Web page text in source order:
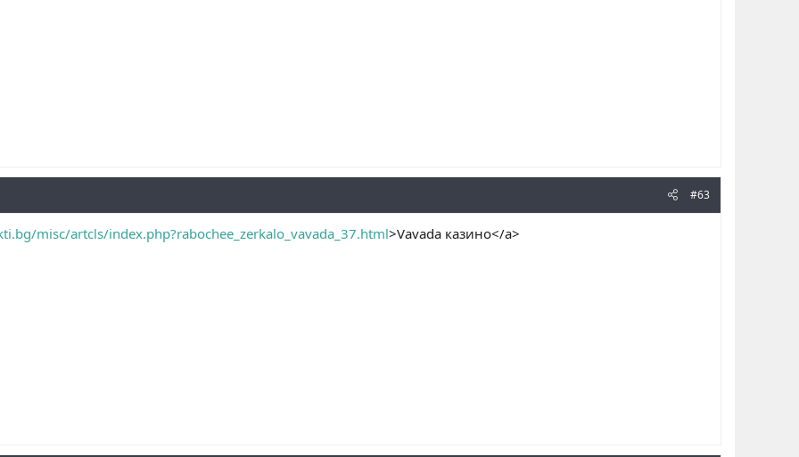
#63
misc/artcls/index.php?rabochee_zerkalo_vavada_37.html>Vavada казино</a>